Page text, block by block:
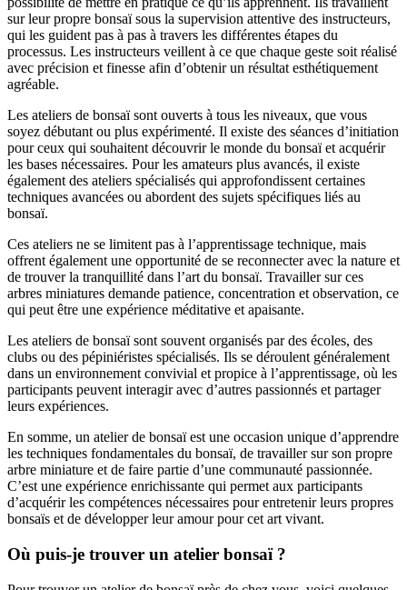
sur leur propre bonsaï sous la supervision attentive des instructeurs,
qui les guident pas à pas à travers les différentes étapes du
processus. Les instructeurs veillent à ce que chaque geste soit réalisé
avec précision et finesse afin d’obtenir un résultat esthétiquement
agréable.
Les ateliers de bonsaï sont ouverts à tous les niveaux, que vous
soyez débutant ou plus expérimenté. Il existe des séances d’initiation
pour ceux qui souhaitent découvrir le monde du bonsaï et acquérir
les bases nécessaires. Pour les amateurs plus avancés, il existe
également des ateliers spécialisés qui approfondissent certaines
techniques avancées ou abordent des sujets spécifiques liés au
bonsaï.
Ces ateliers ne se limitent pas à l’apprentissage technique, mais
offrent également une opportunité de se reconnecter avec la nature et
de trouver la tranquillité dans l’art du bonsaï. Travailler sur ces
arbres miniatures demande patience, concentration et observation, ce
qui peut être une expérience méditative et apaisante.
Les ateliers de bonsaï sont souvent organisés par des écoles, des
clubs ou des pépiniéristes spécialisés. Ils se déroulent généralement
dans un environnement convivial et propice à l’apprentissage, où les
participants peuvent interagir avec d’autres passionnés et partager
leurs expériences.
En somme, un atelier de bonsaï est une occasion unique d’apprendre
les techniques fondamentales du bonsaï, de travailler sur son propre
arbre miniature et de faire partie d’une communauté passionnée.
C’est une expérience enrichissante qui permet aux participants
d’acquérir les compétences nécessaires pour entretenir leurs propres
bonsaïs et de développer leur amour pour cet art vivant.
Où puis-je trouver un atelier bonsaï ?